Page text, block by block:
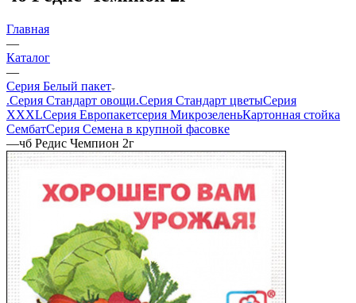
Главная
—
Каталог
—
Серия Белый пакет
.Серия Стандарт овощи.Серия Стандарт цветыСерия
XXXLСерия Европакетсерия МикрозеленьКартонная стойка
СембатСерия Семена в крупной фасовке
—чб Редис Чемпион 2г